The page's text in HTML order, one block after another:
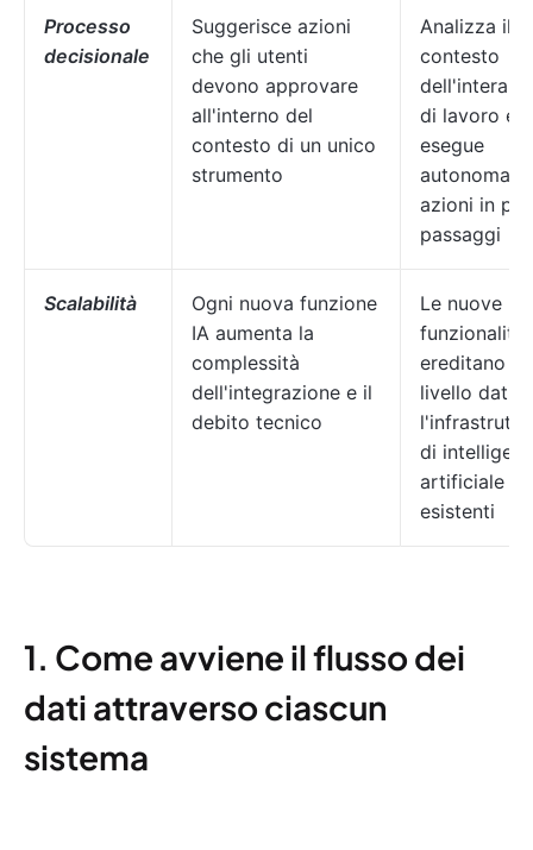
Processo
decisionale
Suggerisce azioni
che gli utenti
devono approvare
all'interno del
contesto di un unico
strumento
Analizza il
contesto
dell'intera
di lavoro e
esegue
azioni in più
passaggi
Scalabilità
Ogni nuova funzione
IA aumenta la
complessità
dell'integrazione e il
debito tecnico
Le nuove
funzionalità
ereditano il
livello dati e
di
artificiale
esistenti
1. Come avviene il flusso dei
dati attraverso ciascun
sistema